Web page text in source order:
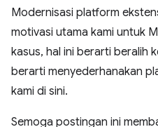
Modernisasi platform
motivasi utama kami untuk
kasus, hal ini berarti beralih
berarti menyederhanakan
kami di sini.
Semoga postingan ini